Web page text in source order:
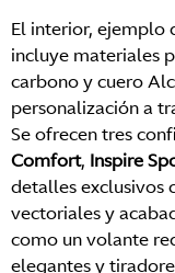
El interior, ejemplo
incluye materiales
carbono y cuero
personalización a
Se ofrecen tres
Comfort, Inspire
detalles exclusivos
vectoriales y
como un volante
elegantes y